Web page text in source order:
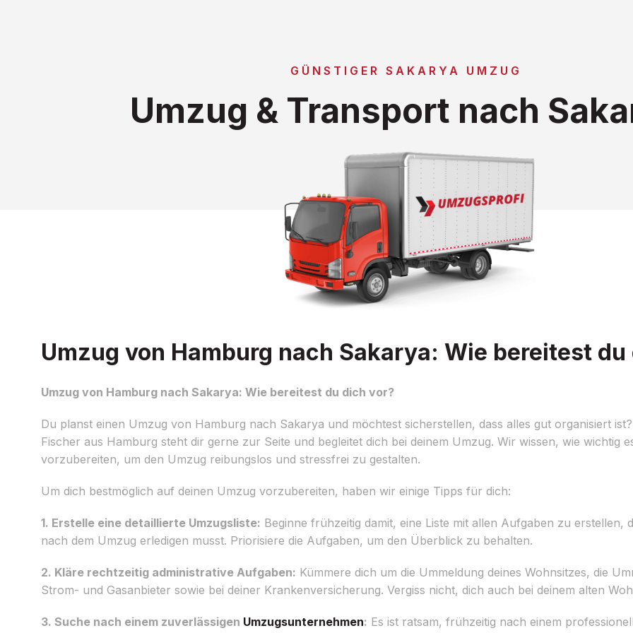
GÜNSTIGER SAKARYA UMZUG
Umzug & Transport nach
Umzug von Hamburg nach Sakarya: Wie bereitest
Umzug von Hamburg nach Sakarya: Wie bereitest du dich vor?
Du planst einen Umzug von Hamburg nach Sakarya und möchtest sicherstellen, dass alles gut organisiert
Fischer aus Hamburg steht dir gerne zur Seite und begleitet dich bei deinem Umzug. Wir wissen, wie wichtig
vorzubereiten, um den Umzug reibungslos und stressfrei zu gestalten.
Um dich bestmöglich auf deinen Umzug vorzubereiten, haben wir einige Tipps für dich:
1. Erstelle eine detaillierte Umzugsliste: Beginne frühzeitig damit, eine Liste mit allen Aufgaben zu erstellen,
nach dem Umzug erledigen musst. Priorisiere die Aufgaben, um den Überblick zu behalten.
2. Kläre rechtzeitig administrative Aufgaben: Kümmere dich um die Ummeldung deines Wohnsitzes, die
Strom- und Gasanbieter sowie bei deiner Krankenversicherung. Vergiss nicht, dich auch bei deinem alten
3. Suche nach einem zuverlässigen Umzugsunternehmen: Es ist ratsam, frühzeitig nach einem